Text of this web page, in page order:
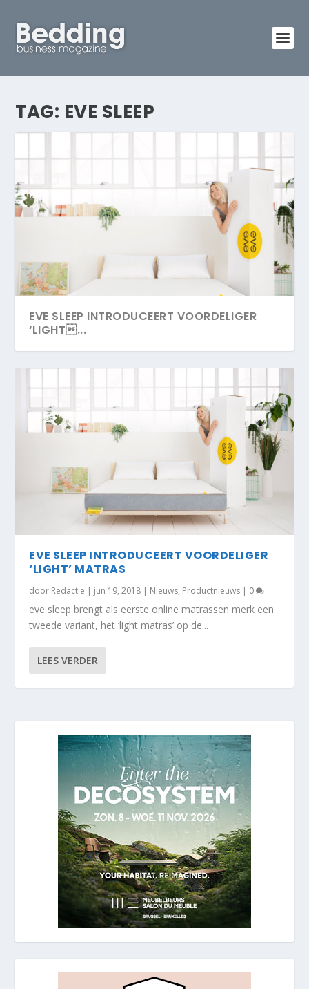
TAG: EVE SLEEP
EVE SLEEP INTRODUCEERT VOORDELIGER
‘LIGHT...
EVE SLEEP INTRODUCEERT VOORDELIGER
‘LIGHT’ MATRAS
door Redactie | jun 19, 2018 | Nieuws, Productnieuws | 0
eve sleep brengt als eerste online matrassen merk een
tweede variant, het ‘light matras’ op de...
LEES VERDER